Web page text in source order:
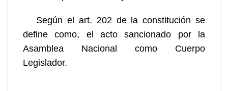
Según el art. 202 de la constitución se
define como, el acto sancionado por la
Asamblea Nacional como Cuerpo
Legislador.